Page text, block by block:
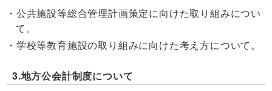
公共施設等総合管理計画策定に向けた取り組みについ
て。
学校等教育施設の取り組みに向けた考え方について。
3.地方公会計制度について